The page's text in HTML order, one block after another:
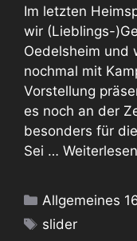
Im letzten
wir (Lieblings-
Oedelsheim und
nochmal mit
Vorstellung
es noch an der
besonders für
Sei …
Kategorien
Allgemeines
Schlagwörter
slider